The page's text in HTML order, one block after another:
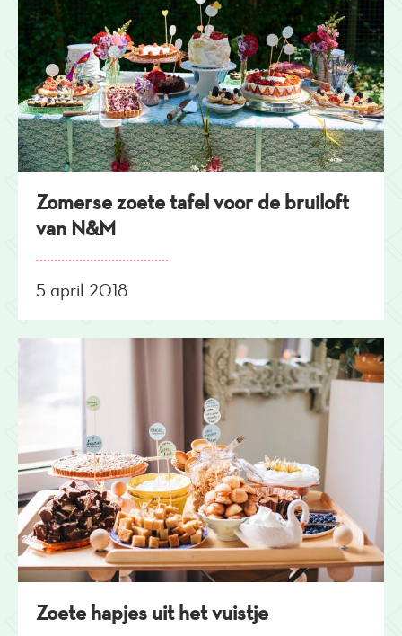
Zomerse zoete tafel voor de bruiloft
van N&M
5 april 2018
Zoete hapjes uit het vuistje